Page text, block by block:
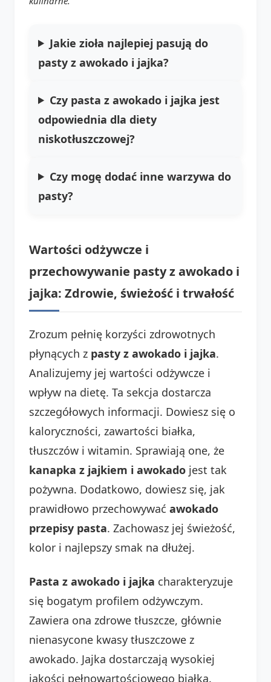
Jakie zioła najlepiej pasują do
pasty z awokado i jajka?
Czy pasta z awokado i jajka jest
odpowiednia dla diety
niskotłuszczowej?
Czy mogę dodać inne warzywa do
pasty?
Wartości odżywcze i
przechowywanie pasty z awokado i
jajka: Zdrowie, świeżość i trwałość
Zrozum pełnię korzyści zdrowotnych
płynących z pasty z awokado i jajka.
Analizujemy jej wartości odżywcze i
wpływ na dietę. Ta sekcja dostarcza
szczegółowych informacji. Dowiesz się o
kaloryczności, zawartości białka,
tłuszczów i witamin. Sprawiają one, że
kanapka z jajkiem i awokado jest tak
pożywna. Dodatkowo, dowiesz się, jak
prawidłowo przechowywać awokado
przepisy pasta. Zachowasz jej świeżość,
kolor i najlepszy smak na dłużej.
Pasta z awokado i jajka charakteryzuje
się bogatym profilem odżywczym.
Zawiera ona zdrowe tłuszcze, głównie
nienasycone kwasy tłuszczowe z
awokado. Jajka dostarczają wysokiej
jakości pełnowartościowego białka.